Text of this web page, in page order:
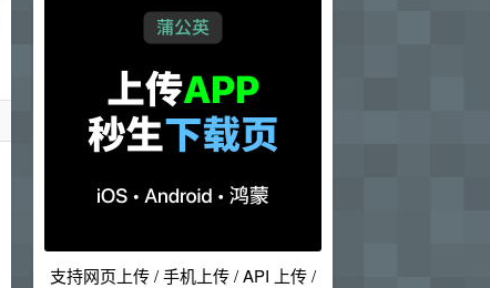
支持网页上传 / 手机上传 / API 上传 /